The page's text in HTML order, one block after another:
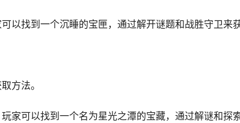
以找到一个沉睡的宝匣，通过解开谜题和战胜守卫来获
方法。
家可以找到一个名为星光之潭的宝藏，通过解谜和探